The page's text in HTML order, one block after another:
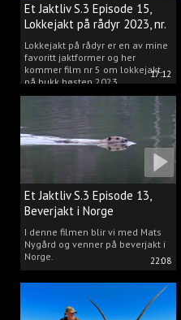
17:12
Et Jaktliv S.3 Episode 15,
Lokkejakt på rådyr 2023, nr.
5Lokkejakt på rådyr er en av mine
favoritt jaktformer og her
kommer film nr 5 om lokkejakt
på bukk høsten 2023.
22:08
Et Jaktliv S.3 Episode 13,
Beverjakt i Norge
I denne filmen blir vi med Mats
Nygård og venner på beverjakt i
Norge.